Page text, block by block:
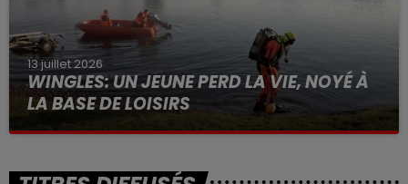
13 juillet 2026
WINGLES: UN JEUNE PERD LA VIE, NOYÉ À
LA BASE DE LOISIRS
La victime a coulé à pic